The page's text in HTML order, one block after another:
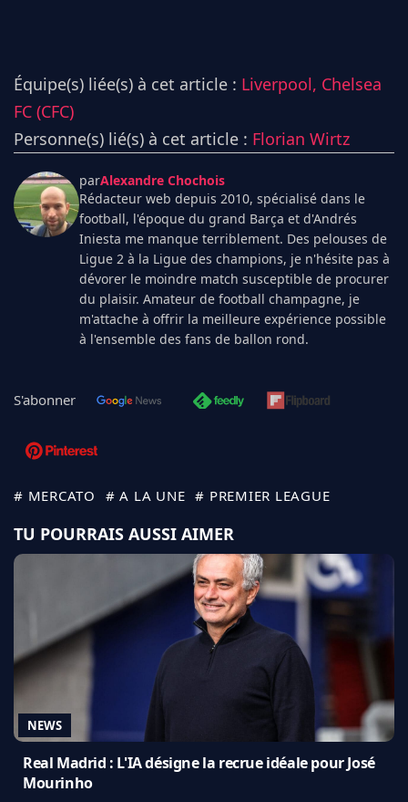
Équipe(s) liée(s) à cet article : Liverpool, Chelsea
FC (CFC)
Personne(s) lié(s) à cet article : Florian Wirtz
parAlexandre Chochois
Rédacteur web depuis 2010, spécialisé dans le
football, l'époque du grand Barça et d'Andrés
Iniesta me manque terriblement. Des pelouses de
Ligue 2 à la Ligue des champions, je n'hésite pas à
dévorer le moindre match susceptible de procurer
du plaisir. Amateur de football champagne, je
m'attache à offrir la meilleure expérience possible
à l'ensemble des fans de ballon rond.
S'abonner
# MERCATO # A LA UNE # PREMIER LEAGUE
TU POURRAIS AUSSI AIMER
NEWS
Real Madrid : L'IA désigne la recrue idéale pour José
Mourinho